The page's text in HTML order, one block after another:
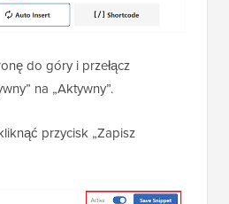
do góry i przełącz
na „Aktywny”.
przycisk „Zapisz